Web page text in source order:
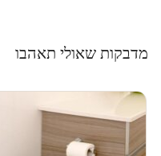
מדבקות שאולי תאהבו